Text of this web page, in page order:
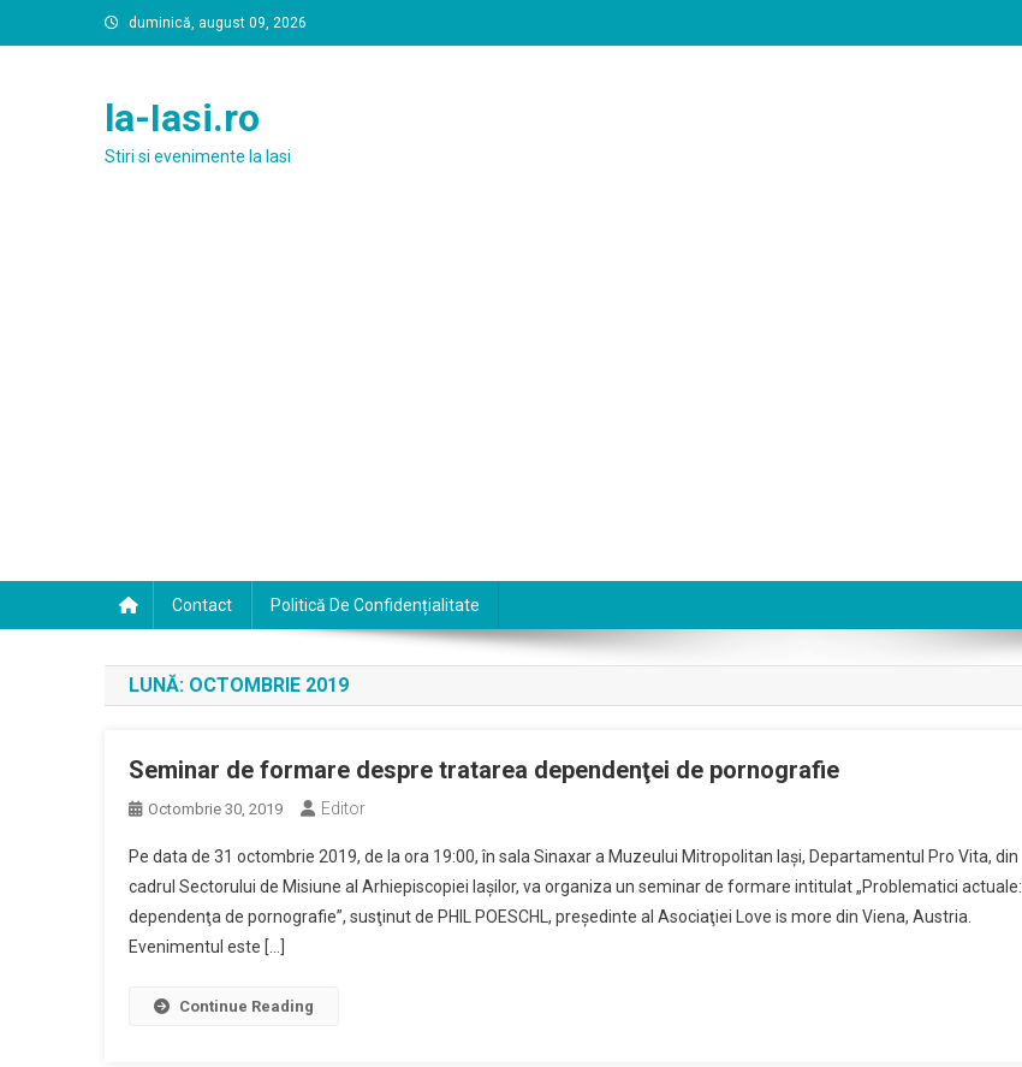
to
duminică, august 09, 2026
la-Iasi.ro
Stiri si evenimente la Iasi
Contact Politică De Confidențialitate
LUNĂ: OCTOMBRIE 2019
Seminar de formare despre tratarea dependenţei de pornografie
Octombrie 30, 2019 Editor
Pe data de 31 octombrie 2019, de la ora 19:00, în sala Sinaxar a Muzeului Mitropolitan Iaşi, Departamentul Pro Vita, din
cadrul Sectorului de Misiune al Arhiepiscopiei Iaşilor, va organiza un seminar de formare intitulat „Problematici actuale:
dependenţa de pornografie”, susţinut de PHIL POESCHL, preşedinte al Asociaţiei Love is more din Viena, Austria.
Evenimentul este […]
Continue Reading